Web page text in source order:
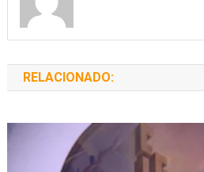
RELACIONADO: